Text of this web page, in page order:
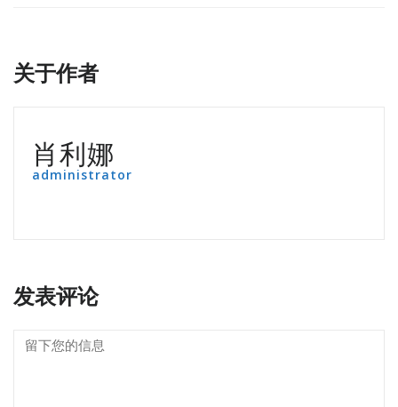
关于作者
肖利娜
administrator
发表评论